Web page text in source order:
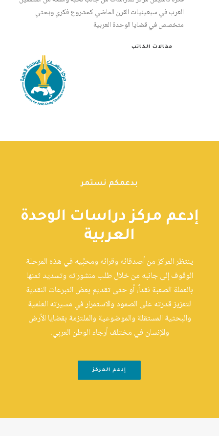
العرب في سبعينيات القرن الماضي كمشروع فكري وبحثي
متخصص في قضايا الوحدة العربية
مقالات الكاتب
بدعمكم نستمر
إدعم مركز دراسات الوحدة
العربية
ينتظر المركز من أصدقائه وقرائه ومحبِّيه في هذه المرحلة
الوقوف إلى جانبه من خلال طلب منشوراته وتسديد ثمنها
بالعملة الصعبة نقداً، أو حتى تقديم بعض التبرعات النقدية
لتعزيز قدرته على الصمود والاستمرار في مسيرته العلمية
والبحثية المستقلة والموضوعية والملتزمة بقضايا الأرض
والإنسان في مختلف أرجاء الوطن العربي.
إدعم المركز